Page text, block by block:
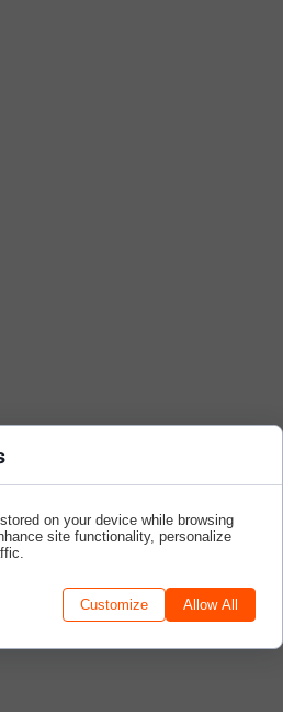
(NPS):
und Logistikbranche:
29.on your device while browsing
site functionality, personalize
Customize Allow All